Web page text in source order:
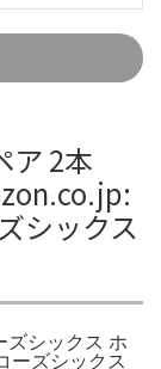
ア 2本
シックス
ズシックス ホ
ーズシックス